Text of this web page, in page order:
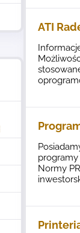
ATI
Normy